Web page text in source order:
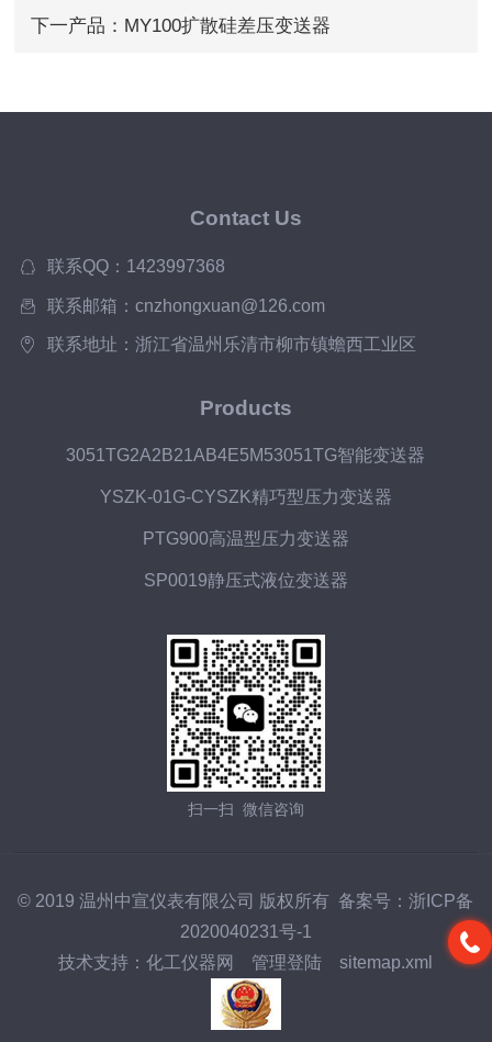
下一产品： MY100扩散硅差压变送器
Contact Us
联系QQ：1423997368
联系邮箱：cnzhongxuan@126.com
联系地址：浙江省温州乐清市柳市镇蟾西工业区
Products
3051TG2A2B21AB4E5M53051TG智能变送器
YSZK-01G-CYSZK精巧型压力变送器
PTG900高温型压力变送器
SP0019静压式液位变送器
扫一扫 微信咨询
© 2019 温州中宣仪表有限公司 版权所有 备案号：浙ICP备
2020040231号-1
技术支持：化工仪器网 管理登陆 sitemap.xml